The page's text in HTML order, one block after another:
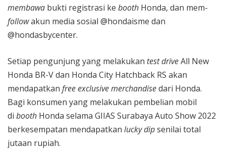
membawa bukti registrasi ke booth Honda, dan mem-
followakun media sosial @hondaisme dan
@hondasbycenter.
Setiap pengunjung yang melakukan test driveAll New
Honda BR-V dan Honda City Hatchback RS akan
mendapatkan free exclusive merchandisedari Honda.
Bagi konsumen yang melakukan pembelian mobil
di booth Honda selama GIIAS Surabaya Auto Show 2022
berkesempatan mendapatkan lucky dipsenilai total
jutaan rupiah.